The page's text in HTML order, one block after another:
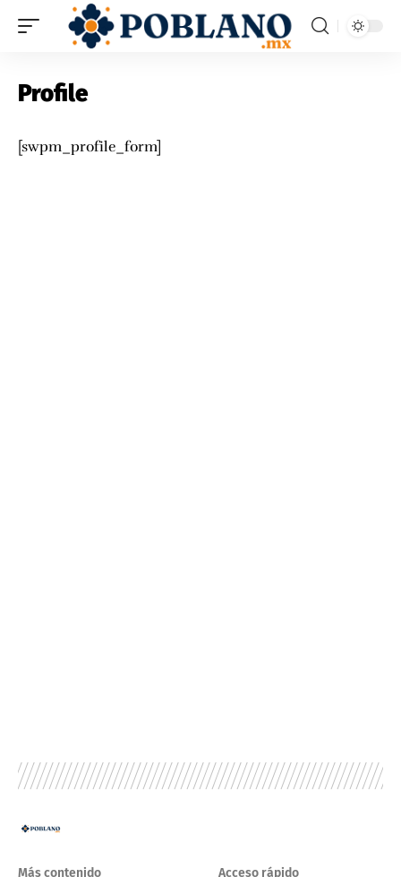
Profile
[swpm_profile_form]
Más contenido Acceso rápido